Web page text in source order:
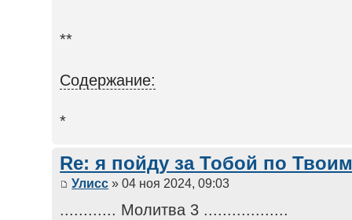
**
Содержание:
*
Re: я пойду за Тобой по
Улисс » 04 ноя 2024, 09:03
............ Молитва 3 ..................